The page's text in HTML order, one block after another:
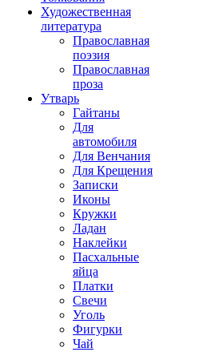
Художественная
литература
Православная
поэзия
Православная
проза
Утварь
Гайтаны
Для
автомобиля
Для Венчания
Для Крещения
Записки
Иконы
Кружки
Ладан
Наклейки
Пасхальные
яйца
Платки
Свечи
Уголь
Фигурки
Чай